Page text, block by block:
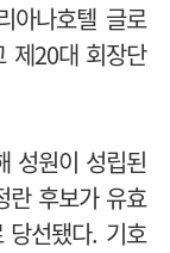
아나호텔 글로
제20대 회장단
성원이 성립된
란 후보가 유효
선됐다. 기호